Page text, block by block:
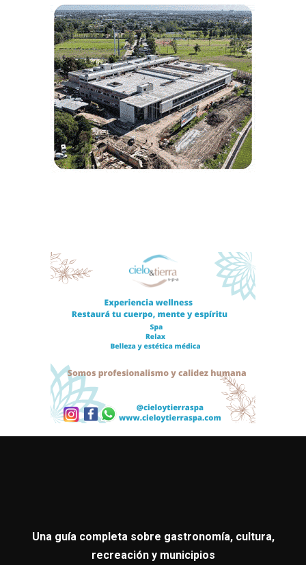
Una guía completa sobre gastronomía, cultura,
recreación y municipios